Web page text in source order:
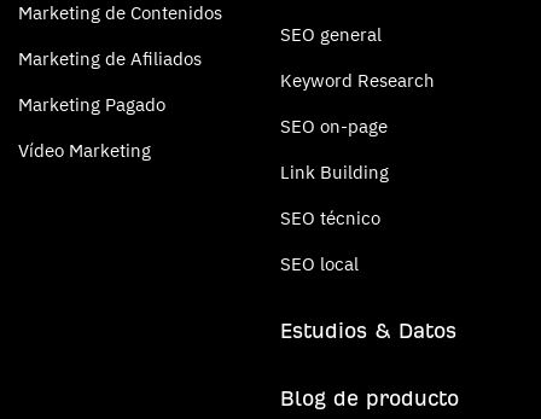
Marketing de Contenidos
Marketing de Afiliados
Marketing Pagado
Vídeo Marketing
SEO general
Keyword Research
SEO on-page
Link Building
SEO técnico
SEO local
Estudios & Datos
Blog de producto